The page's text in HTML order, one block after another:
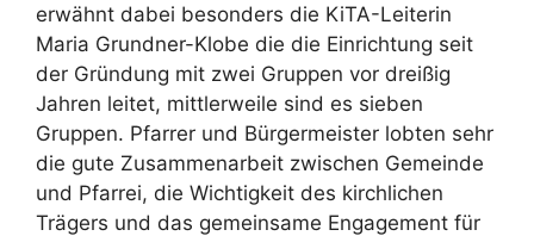
erwähnt dabei besonders die KiTA-Leiterin
Maria Grundner-Klobe die die Einrichtung seit
der Gründung mit zwei Gruppen vor dreißig
Jahren leitet, mittlerweile sind es sieben
Gruppen. Pfarrer und Bürgermeister lobten sehr
die gute Zusammenarbeit zwischen Gemeinde
und Pfarrei, die Wichtigkeit des kirchlichen
Trägers und das gemeinsame Engagement für